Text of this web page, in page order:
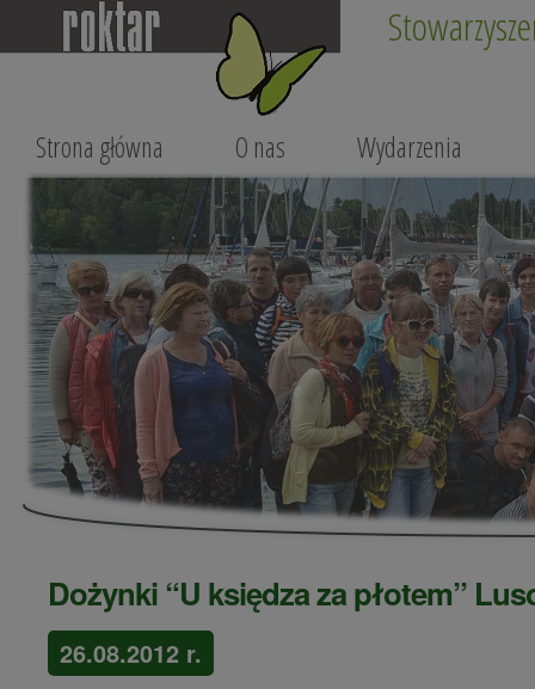
Strona główna O nas Wydarzenia
Dożynki “U księdza za płotem”
26.08.2012 r.